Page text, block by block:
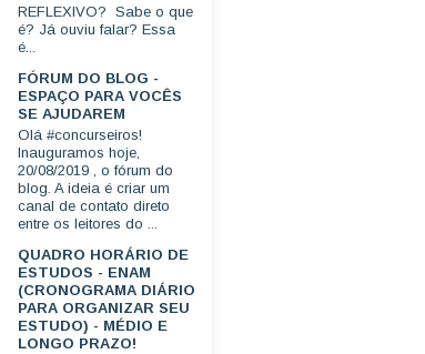
REFLEXIVO? Sabe o que
é? Já ouviu falar? Essa
é...
FÓRUM DO BLOG -
ESPAÇO PARA VOCÊS
SE AJUDAREM
Olá #concurseiros!
Inauguramos hoje,
20/08/2019 , o fórum do
blog. A ideia é criar um
canal de contato direto
entre os leitores do ...
QUADRO HORÁRIO DE
ESTUDOS - ENAM
(CRONOGRAMA DIÁRIO
PARA ORGANIZAR SEU
ESTUDO) - MÉDIO E
LONGO PRAZO!